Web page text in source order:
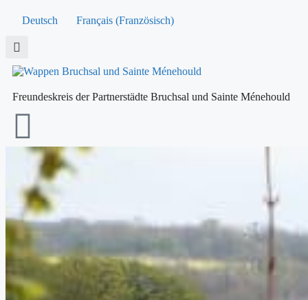
Deutsch Français(Französisch)
Freundeskreis der Partnerstädte Bruchsal und Sainte Ménehould